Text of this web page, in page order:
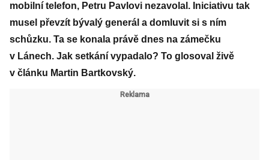
mobilní telefon, Petru Pavlovi nezavolal. Iniciativu tak
musel převzít bývalý generál a domluvit si s ním
schůzku. Ta se konala právě dnes na zámečku
v Lánech. Jak setkání vypadalo? To glosoval živě
v článku Martin Bartkovský.